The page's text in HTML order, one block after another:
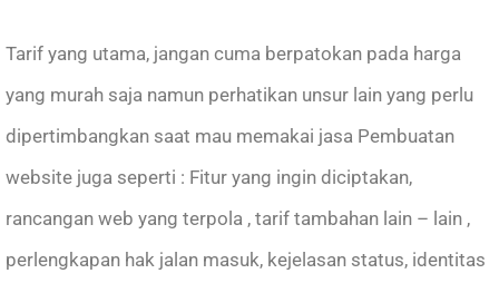
Tarif yang utama, jangan cuma berpatokan pada harga
yang murah saja namun perhatikan unsur lain yang perlu
dipertimbangkan saat mau memakai jasa Pembuatan
website juga seperti : Fitur yang ingin diciptakan,
rancangan web yang terpola , tarif tambahan lain – lain ,
perlengkapan hak jalan masuk, kejelasan status, identitas